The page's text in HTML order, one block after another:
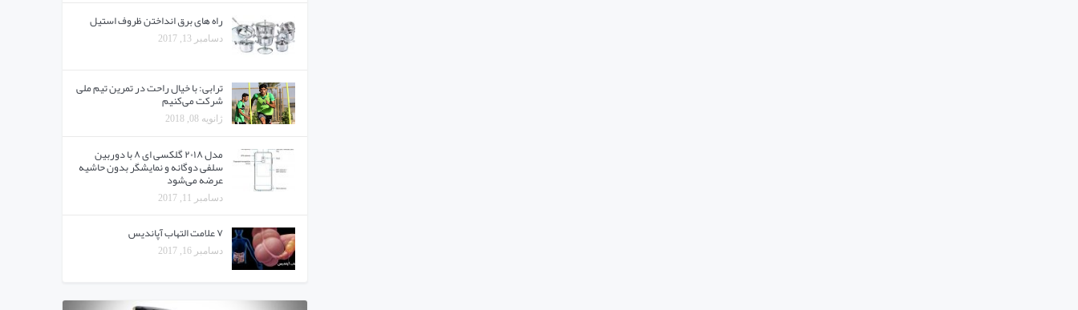
راه های برق انداختن ظروف استیل
دسامبر 13, 2017
ترابی: با خیال راحت در تمرین تیم ملی
شرکت می‌کنیم
ژانویه 08, 2018
مدل ۲۰۱۸ گلکسی ای ۸ با دوربین
سلفی دوگانه و نمایشگر بدون حاشیه
عرضه می‌شود
دسامبر 11, 2017
۷ علامت التهاب آپاندیس
دسامبر 16, 2017